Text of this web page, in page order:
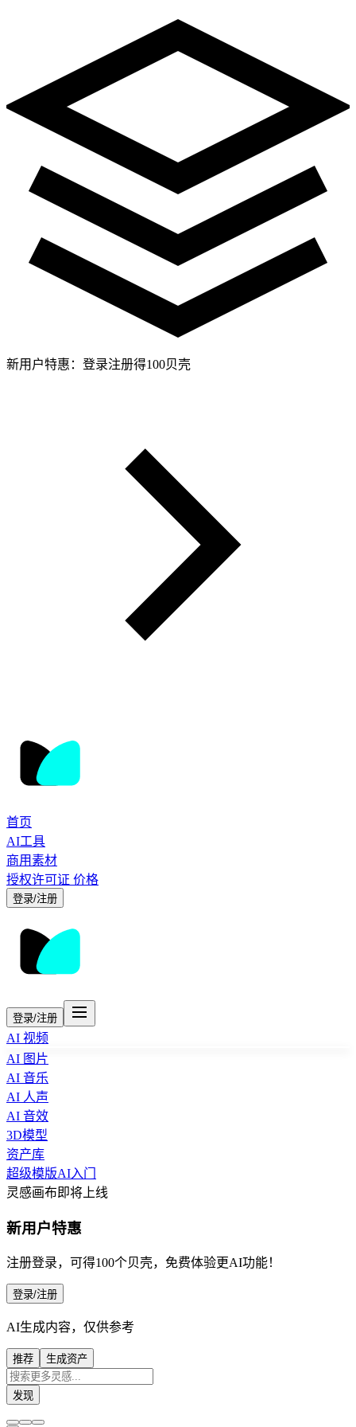
新用户特惠：登录注册得100贝壳
首页
AI工具
商用素材
授权许可证 价格
登录/注册
登录/注册
AI 视频
AI 图片
AI 音乐
AI 人声
AI 音效
3D模型
资产库
超级模版AI入门
灵感画布 即将上线
新用户特惠
注册登录，可得100个贝壳，免费体验更AI功能！
登录/注册
AI生成内容，仅供参考
推荐 生成资产
发现